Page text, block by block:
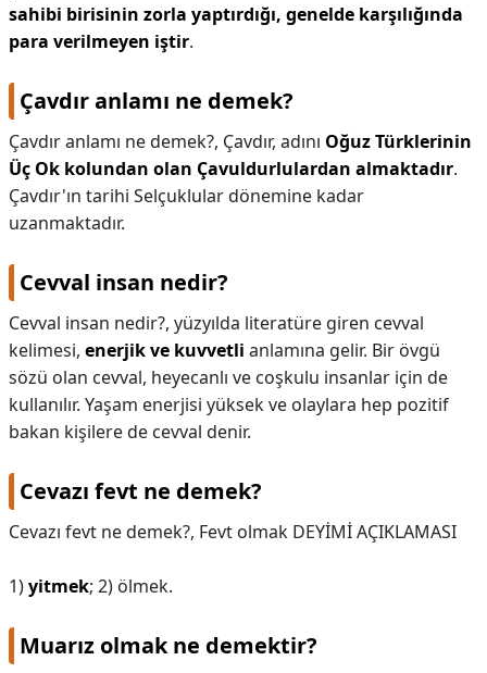
sahibi birisinin zorla yaptırdığı, genelde karşılığında
para verilmeyen iştir.
Çavdır anlamı ne demek?
Çavdır anlamı ne demek?, Çavdır, adını Oğuz Türklerinin
Üç Ok kolundan olan Çavuldurlulardan almaktadır.
Çavdır'ın tarihi Selçuklular dönemine kadar
uzanmaktadır.
Cevval insan nedir?
Cevval insan nedir?, yüzyılda literatüre giren cevval
kelimesi, enerjik ve kuvvetli anlamına gelir. Bir övgü
sözü olan cevval, heyecanlı ve coşkulu insanlar için de
kullanılır. Yaşam enerjisi yüksek ve olaylara hep pozitif
bakan kişilere de cevval denir.
Cevazı fevt ne demek?
Cevazı fevt ne demek?, Fevt olmak DEYİMİ AÇIKLAMASI
1)yitmek; 2) ölmek.
Muarız olmak ne demektir?